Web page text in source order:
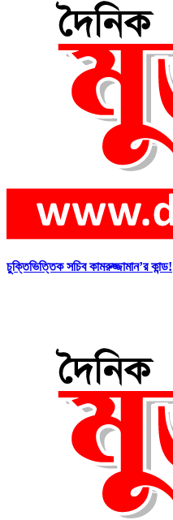
চুক্তিভিত্তিক সচিব কামরুজ্জামান’র কান্ড!